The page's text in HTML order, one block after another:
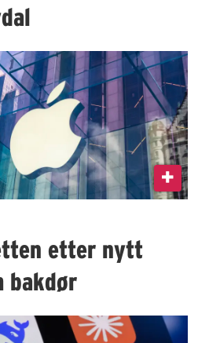
etter nytt
bakdør